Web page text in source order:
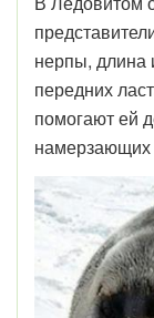
нерпы, длина
передних
помогают ей
намерзающих